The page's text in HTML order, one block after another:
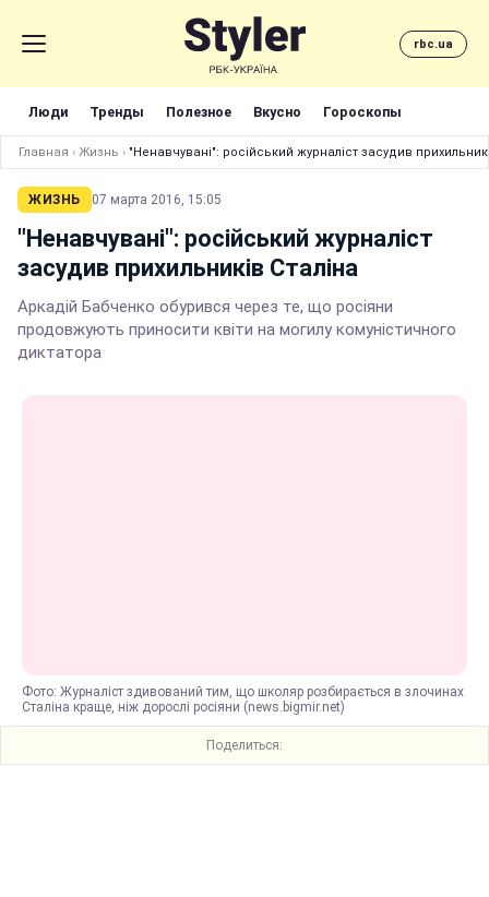
rbc.ua
Люди Тренды Полезное Вкусно Гороскопы
Главная › Жизнь › "Ненавчувані": російський журналіст засудив
ЖИЗНЬ 07 марта 2016, 15:05
"Ненавчувані": російський журналіст
засудив прихильників Сталіна
Аркадій Бабченко обурився через те, що росіяни
продовжують приносити квіти на могилу комуністичного
диктатора
Фото: Журналіст здивований тим, що школяр розбирається в злочинах
Сталіна краще, ніж дорослі росіяни (news.bigmir.net)
Поделиться: